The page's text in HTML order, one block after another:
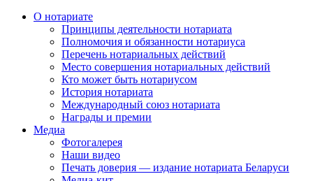
О нотариате
Принципы деятельности нотариата
Полномочия и обязанности нотариуса
Перечень нотариальных действий
Место совершения нотариальных действий
Кто может быть нотариусом
История нотариата
Международный союз нотариата
Награды и премии
Медиа
Фотогалерея
Наши видео
Печать доверия — издание нотариата Беларуси